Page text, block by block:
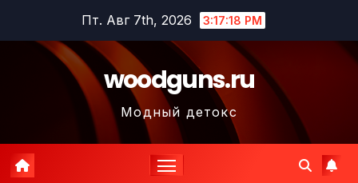
содержимому
Пт. Авг 7th, 2026 3:17:19 PM
woodguns.ru
Модный детокс